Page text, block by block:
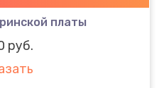
платы
руб.